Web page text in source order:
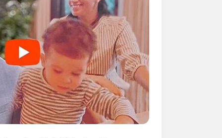
PLP 185 continua travado na
Câmara dos Deputados por
erro em seu texto.
ACS e ACE: celetista,
estatutário ou contrato
precário — entenda o que
muda no seu bolso e na sua